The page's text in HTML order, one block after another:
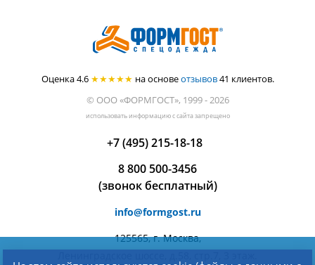
Оценка 4.6 ★★★★★ на основеотзывов41 клиентов.
© ООО «ФОРМГОСТ», 1999 - 2026
использовать информацию с сайта запрещено
+7 (495) 215-18-18
8 800 500-3456
(звонок бесплатный)
info@formgost.ru
125565, г. Москва,